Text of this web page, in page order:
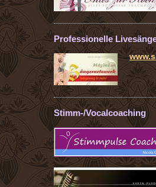
Professionelle
Stimm-/Vocalcoaching